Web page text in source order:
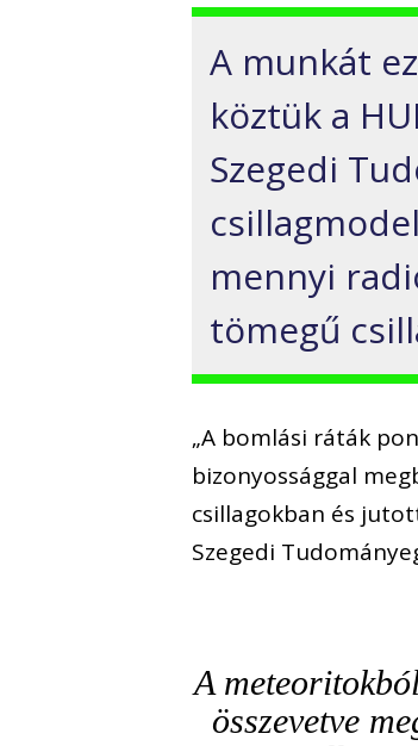
A munkát
köztük a
Szegedi
mennyi
tömegű
„A bomlási ráták
bizonyossággal
csillagokban és
Szegedi
A
összevetve